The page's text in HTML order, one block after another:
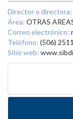
Director o directora:
Área: OTRAS
Correo electrónico:
Teléfono: (506)
Sitio web: